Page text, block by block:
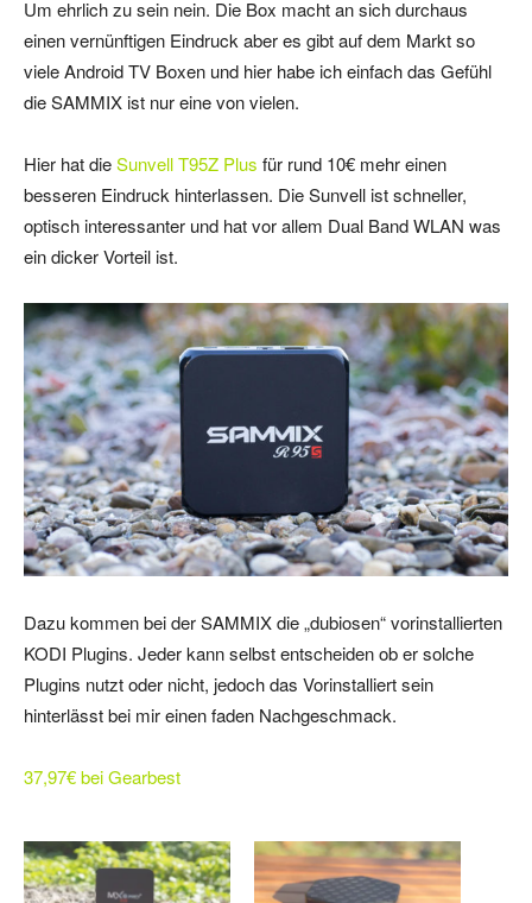
Um ehrlich zu sein nein. Die Box macht an sich durchaus
einen vernünftigen Eindruck aber es gibt auf dem Markt so
viele Android TV Boxen und hier habe ich einfach das Gefühl
die SAMMIX ist nur eine von vielen.
Hier hat dieSunvell T95Z Plus für rund 10€ mehr einen
besseren Eindruck hinterlassen. Die Sunvell ist schneller,
optisch interessanter und hat vor allem Dual Band WLAN was
ein dicker Vorteil ist.
Dazu kommen bei der SAMMIX die „dubiosen“ vorinstallierten
KODI Plugins. Jeder kann selbst entscheiden ob er solche
Plugins nutzt oder nicht, jedoch das Vorinstalliert sein
hinterlässt bei mir einen faden Nachgeschmack.
37,97€ bei Gearbest